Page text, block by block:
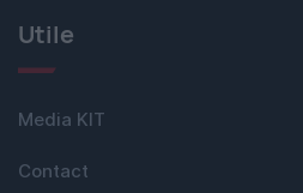
Utile
Media KIT
Contact